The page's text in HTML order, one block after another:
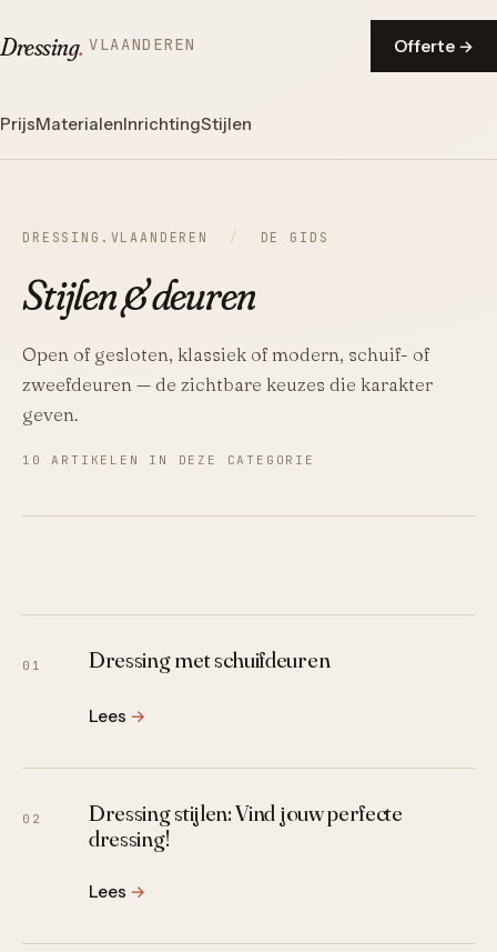
Dressing. VLAANDEREN
PrijsMaterialenInrichtingStijlen
Offerte →
DRESSING.VLAANDEREN / DE GIDS
Stijlen & deuren
Open of gesloten, klassiek of modern, schuif- of
zweefdeuren — de zichtbare keuzes die karakter
geven.
10 ARTIKELEN IN DEZE CATEGORIE
01 Dressing met schuifdeuren
Lees →
02
Dressing stijlen: Vind jouw perfecte
dressing!
Lees →